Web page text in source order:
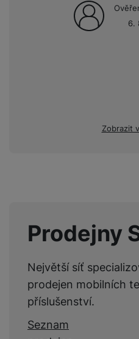
n
a
6.
Zobrazit
Prodejny
Největší síť
prodejen mobilních
příslušenství.
Seznam